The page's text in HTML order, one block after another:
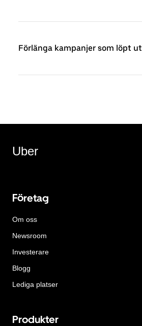
Förlänga kampanjer som löpt ut
Uber
Företag
Om oss
Newsroom
Investerare
Blogg
Lediga platser
Produkter